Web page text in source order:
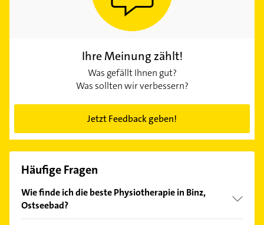
Ihre Meinung zählt!
Was gefällt Ihnen gut?
Was sollten wir verbessern?
Jetzt Feedback geben!
Häufige Fragen
Wie finde ich die beste Physiotherapie in Binz,
Ostseebad?